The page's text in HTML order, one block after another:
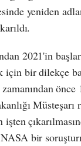
yeniden
2021'in
için bir dilekçe
önce
işten
bir